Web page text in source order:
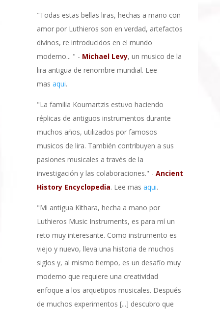
"Todas estas bellas liras, hechas a mano con
amor por Luthieros son en verdad, artefactos
divinos, re introducidos en el mundo
moderno... " - Michael Levy, un musico de la
lira antigua de renombre mundial. Lee
mas aqui.
"La familia Koumartzis estuvo haciendo
réplicas de antiguos instrumentos durante
muchos años, utilizados por famosos
musicos de lira. También contribuyen a sus
pasiones musicales a través de la
investigación y las colaboraciones." - Ancient
History Encyclopedia. Lee mas aqui.
"Mi antigua Kithara, hecha a mano por
Luthieros Music Instruments, es para mí un
reto muy interesante. Como instrumento es
viejo y nuevo, lleva una historia de muchos
siglos y, al mismo tiempo, es un desafío muy
moderno que requiere una creatividad
enfoque a los arquetipos musicales. Después
de muchos experimentos [...] descubro que